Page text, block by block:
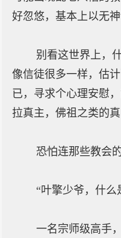
好忽悠，基本上以无神
别看这世界上，什
像信徒很多一样，估
已，寻求个心理安慰
拉真主，佛祖之类的真
恐怕连那些教会的
“叶擎少爷，什么
一名宗师级高手，